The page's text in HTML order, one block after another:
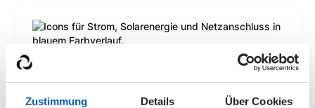
Zustimmung Details Über Cookies
Ermögliche reibungslose Online-Käufe mit
verschiedenen Zahlungsoptionen und sichere